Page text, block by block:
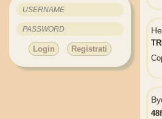
Login Registrati